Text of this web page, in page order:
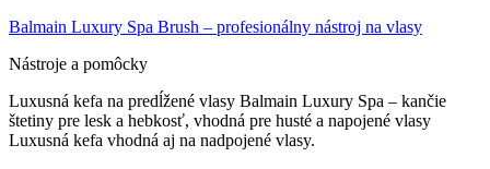
Balmain Luxury Spa Brush – profesionálny nástroj na vlasy
Nástroje a pomôcky
Luxusná kefa na predĺžené vlasy Balmain Luxury Spa – kančie
štetiny pre lesk a hebkosť, vhodná pre husté a napojené vlasy
Luxusná kefa vhodná aj na nadpojené vlasy.